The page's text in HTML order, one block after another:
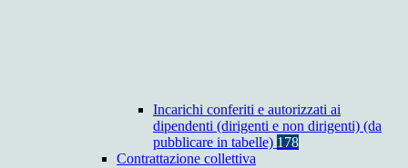
Incarichi conferiti e autorizzati ai
dipendenti (dirigenti e non dirigenti) (da
pubblicare in tabelle) 178
Contrattazione collettiva